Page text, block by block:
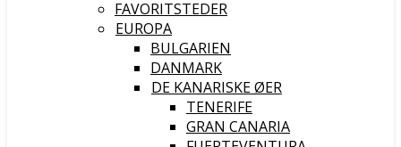
FAVORITSTEDER
EUROPA
BULGARIEN
DANMARK
DE KANARISKE ØER
TENERIFE
GRAN CANARIA